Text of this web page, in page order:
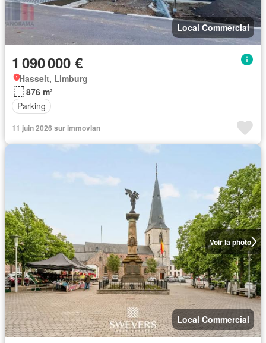
Local Commercial
1 090 000 €
Hasselt, Limburg
876 m²
Parking
11 juin 2026 sur immovlan
Voir la photo
Local Commercial